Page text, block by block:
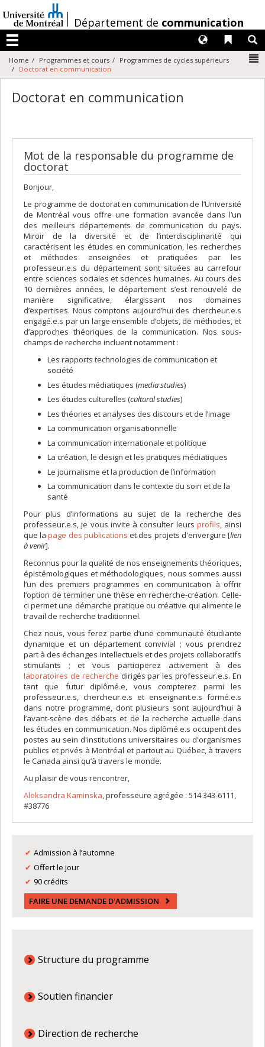
au
contenu
/Département de communication
Menu
Liens
Langues
Home Programmes et cours
Programmes de cycles supérieurs
Doctorat en communication
Doctorat en communication
Mot de la responsable du programme de
doctorat
Bonjour,
Le programme de doctorat en communication de l’Université
de Montréal vous offre une formation avancée dans l’un
des meilleurs départements de communication du pays.
Miroir de la diversité et de l’interdisciplinarité qui
caractérisent les études en communication, les recherches
et méthodes enseignées et pratiquées par les
professeur.e.s du département sont situées au carrefour
entre sciences sociales et sciences humaines. Au cours des
10 dernières années, le département s’est renouvelé de
manière significative, élargissant nos domaines
d’expertises. Nous comptons aujourd’hui des chercheur.e.s
engagé.e.s par un large ensemble d’objets, de méthodes, et
d’approches théoriques de la communication. Nos sous-
champs de recherche incluent notamment :
Les rapports technologies de communication et
société
Les études médiatiques (media studies)
Les études culturelles (cultural studies)
Les théories et analyses des discours et de l’image
La communication organisationnelle
La communication internationale et politique
La création, le design et les pratiques médiatiques
Le journalisme et la production de l’information
La communication dans le contexte du soin et de la
santé
Pour plus d’informations au sujet de la recherche des
professeur.e.s, je vous invite à consulter leurs profils, ainsi
que lapage des publicationset des projets d'envergure [lien
à venir].
Reconnus pour la qualité de nos enseignements théoriques,
épistémologiques et méthodologiques, nous sommes aussi
l’un des premiers programmes en communication à offrir
l’option de terminer une thèse en recherche-création. Celle-
ci permet une démarche pratique ou créative qui alimente le
travail de recherche traditionnel.
Chez nous, vous ferez partie d’une communauté étudiante
dynamique et un département convivial ; vous prendrez
part à des échanges intellectuels et des projets collaboratifs
stimulants ; et vous participerez activement à des
laboratoires de recherche dirigés par les professeur.e.s. En
tant que futur diplômé.e, vous compterez parmi les
professeur.e.s, chercheur.e.s et enseignant.e.s formé.e.s
dans notre programme, dont plusieurs sont aujourd’hui à
l’avant-scène des débats et de la recherche actuelle dans
les études en communication. Nos diplômé.e.s occupent des
postes au sein d'institutions universitaires ou d'organismes
publics et privés à Montréal et partout au Québec, à travers
le Canada ainsi qu’à travers le monde.
Au plaisir de vous rencontrer,
Aleksandra Kaminska, professeure agrégée : 514 343-6111,
#38776
Admission à l’automne
Offert le jour
90 crédits
FAIRE UNE DEMANDE D'ADMISSION
Structure du programme
Soutien financier
Direction de recherche